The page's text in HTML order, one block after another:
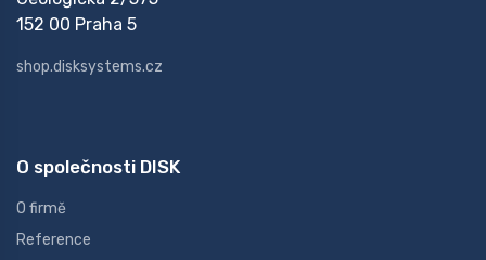
152 00 Praha 5
shop.disksystems.cz
O společnosti DISK
O firmě
Reference